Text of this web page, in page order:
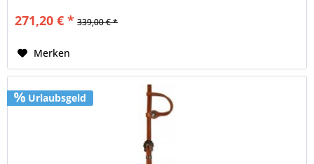
271,20 € * 339,00 € *
Merken
Urlaubsgeld